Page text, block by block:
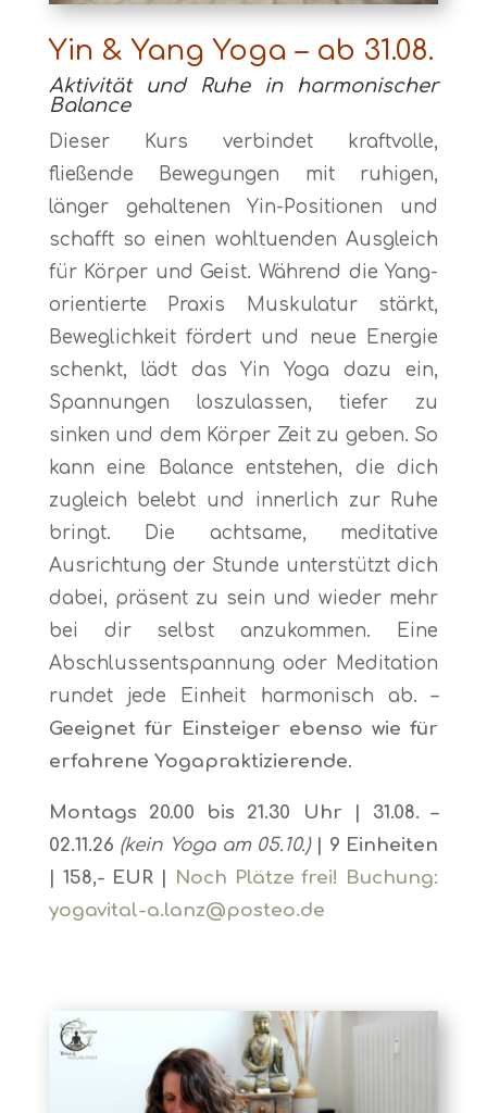
Yin & Yang Yoga – ab 31.08.
Aktivität und Ruhe in harmonischer
Balance
Dieser Kurs verbindet kraftvolle,
fließende Bewegungen mit ruhigen,
länger gehaltenen Yin-Positionen und
schafft so einen wohltuenden Ausgleich
für Körper und Geist. Während die Yang-
orientierte Praxis Muskulatur stärkt,
Beweglichkeit fördert und neue Energie
schenkt, lädt das Yin Yoga dazu ein,
Spannungen loszulassen, tiefer zu
sinken und dem Körper Zeit zu geben. So
kann eine Balance entstehen, die dich
zugleich belebt und innerlich zur Ruhe
bringt. Die achtsame, meditative
Ausrichtung der Stunde unterstützt dich
dabei, präsent zu sein und wieder mehr
bei dir selbst anzukommen. Eine
Abschlussentspannung oder Meditation
rundet jede Einheit harmonisch ab. –
Geeignet für Einsteiger ebenso wie für
erfahrene Yogapraktizierende.
Montags 20.00 bis 21.30 Uhr | 31.08. –
02.11.26 (kein Yoga am 05.10.) | 9 Einheiten
| 158,- EUR | Noch Plätze frei! Buchung:
yogavital-a.lanz@posteo.de